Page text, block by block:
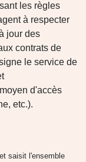
les règles
à respecter
jour des
contrats de
le service de
d'accès
etc.).
saisit l'ensemble